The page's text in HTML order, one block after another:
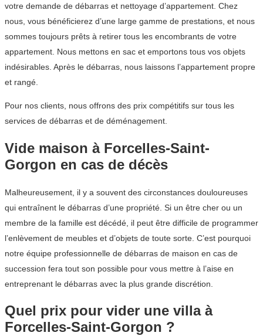
votre demande de débarras et nettoyage d’appartement. Chez
nous, vous bénéficierez d’une large gamme de prestations, et nous
sommes toujours prêts à retirer tous les encombrants de votre
appartement. Nous mettons en sac et emportons tous vos objets
indésirables. Après le débarras, nous laissons l’appartement propre
et rangé.
Pour nos clients, nous offrons des prix compétitifs sur tous les
services de débarras et de déménagement.
Vide maison à Forcelles-Saint-
Gorgon en cas de décès
Malheureusement, il y a souvent des circonstances douloureuses
qui entraînent le débarras d’une propriété. Si un être cher ou un
membre de la famille est décédé, il peut être difficile de programmer
l’enlèvement de meubles et d’objets de toute sorte. C’est pourquoi
notre équipe professionnelle de débarras de maison en cas de
succession fera tout son possible pour vous mettre à l’aise en
entreprenant le débarras avec la plus grande discrétion.
Quel prix pour vider une villa à
Forcelles-Saint-Gorgon ?